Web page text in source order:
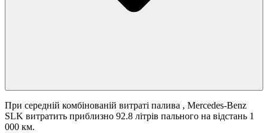
При середній комбінованій витраті палива , Mercedes-Benz
SLK витратить приблизно 92.8 літрів пального на відстань 1
000 км.